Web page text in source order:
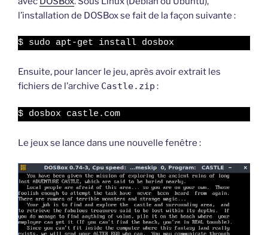
l’installation de DOSBox se fait de la façon suivante :
$ sudo apt-get install dosbox
Ensuite, pour lancer le jeu, après avoir extrait les
fichiers de l’archive Castle.zip :
$ dosbox castle.com
Le jeux se lance dans une nouvelle fenêtre :